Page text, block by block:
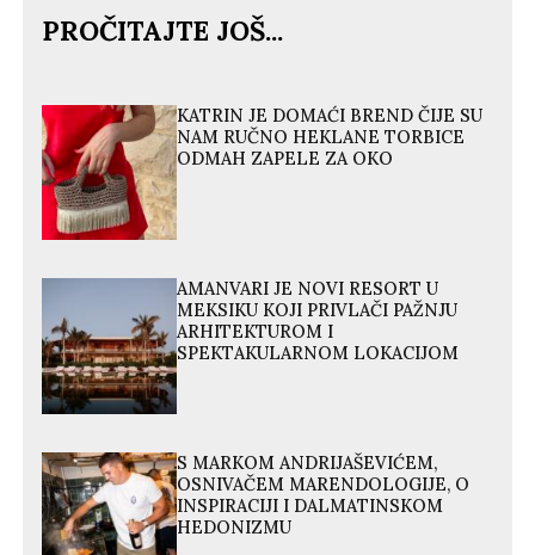
PROČITAJTE JOŠ...
KATRIN JE DOMAĆI BREND ČIJE SU
NAM RUČNO HEKLANE TORBICE
ODMAH ZAPELE ZA OKO
AMANVARI JE NOVI RESORT U
MEKSIKU KOJI PRIVLAČI PAŽNJU
ARHITEKTUROM I
SPEKTAKULARNOM LOKACIJOM
S MARKOM ANDRIJAŠEVIĆEM,
OSNIVAČEM MARENDOLOGIJE, O
INSPIRACIJI I DALMATINSKOM
HEDONIZMU